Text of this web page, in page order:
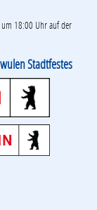
um 18:00 Uhr auf der
Stadtfestes